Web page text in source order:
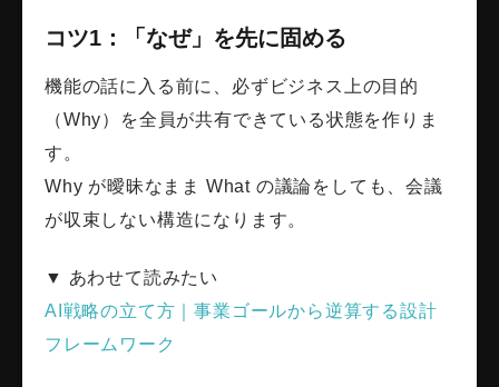
コツ1：「なぜ」を先に固める
機能の話に入る前に、必ずビジネス上の目的
（Why）を全員が共有できている状態を作りま
す。
Why が曖昧なまま What の議論をしても、会議
が収束しない構造になります。
▼ あわせて読みたい
AI戦略の立て方｜事業ゴールから逆算する設計
フレームワーク